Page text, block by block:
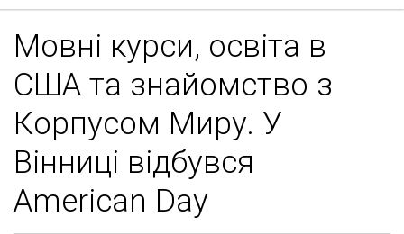
Мовні курси, освіта в
США та знайомство з
Корпусом Миру. У
Вінниці відбувся
American Day